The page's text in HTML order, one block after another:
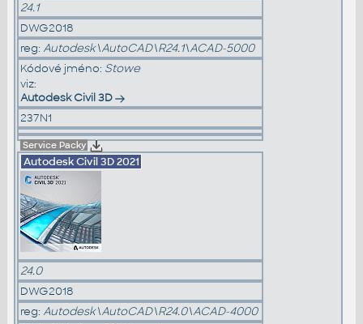
24.1
DWG2018
reg: Autodesk\AutoCAD\R24.1\ACAD-5000
Kódové jméno: Stowe
viz:
Autodesk Civil 3D
237N1
Service Packy
Autodesk Civil 3D2021
24.0
DWG2018
reg: Autodesk\AutoCAD\R24.0\ACAD-4000